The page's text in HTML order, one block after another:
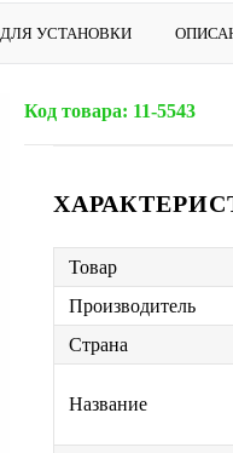
ДЛЯ УСТАНОВКИ
Код товара: 11-5543
Товар
Производитель
Страна
Название